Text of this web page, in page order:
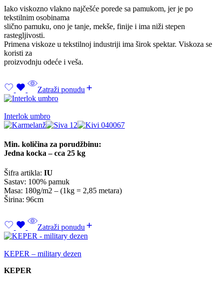
Iako viskozno vlakno najčešće porede sa pamukom, jer je po
tekstilnim osobinama
slično pamuku, ono je tanje, mekše, finije i ima niži stepen
rastegljivosti.
Primena viskoze u tekstilnoj industriji ima širok spektar. Viskoza se
koristi za
proizvodnju odeće i veša.
Zatraži ponudu
Interlok umbro
Min. količina za porudžbinu:
Jedna kocka – cca 25 kg
Šifra artikla: IU
Sastav: 100% pamuk
Masa: 180g/m2 – (1kg = 2,85 metara)
Širina: 96cm
Zatraži ponudu
KEPER – military dezen
KEPER